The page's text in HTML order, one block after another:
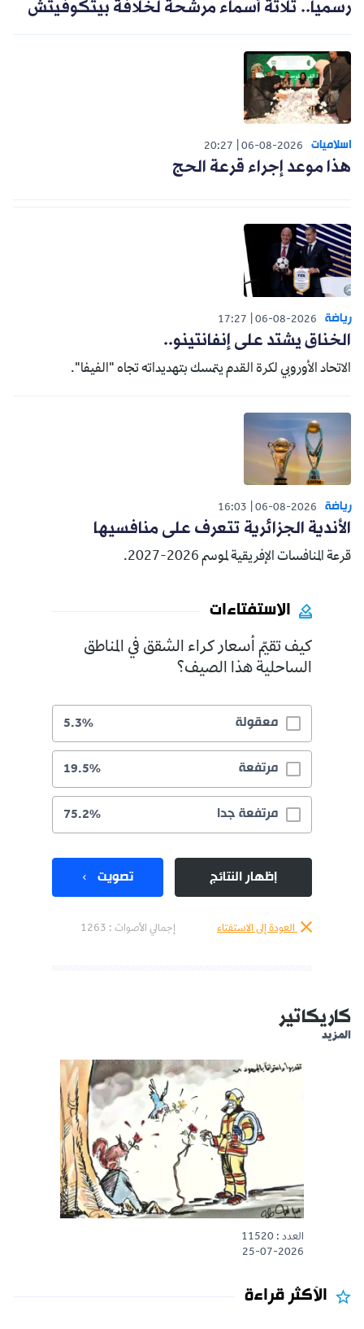
رسميا.. ثلاثة أسماء مرشحة لخلافة بيتكوفيتش
اسلاميات 06-08-2026
20:27
هذا موعد إجراء قرعة الحج
رياضة 06-08-2026
17:27
الخناق يشتد على إنفانتينو..
الاتحاد الأوروبي لكرة القدم يتمسك بتهديداته تجاه "الفيفا".
رياضة 06-08-2026
16:03
الأندية الجزائرية تتعرف على منافسيها
قرعة المنافسات الإفريقية لموسم 2026-2027.
الاستفتاءات
كيف تقيّم أسعار كراء الشقق في المناطق
الساحلية هذا الصيف؟
معقولة 5.3%
مرتفعة 19.5%
مرتفعة جدا 75.2%
إظهار النتائج تصويت
العودة إلى الاستفتاء إجمالي الأصوات : 1263
كاريكاتير
المزيد
العدد : 11520
25-07-2026
الأكثر قراءة